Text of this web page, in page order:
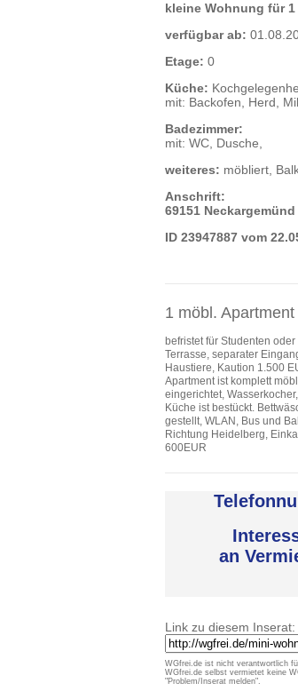
kleine Wohnung für 1
verfügbar ab:
Etage: 0
Küche:
mit: Backofen, Herd,
Badezimmer:
mit: WC, Dusche,
weiteres: möbliert,
Anschrift:
69151 Neckargemünd
ID 23947887 vom
1 möbl.
befristet für Studenten oder
Terrasse, separater
Haustiere, Kaution 1.500
Apartment ist komplett
eingerichtet,
Küche ist bestückt.
gestellt, WLAN, Bus und
Richtung Heidelberg,
600EUR
an
Link zu diesem Inserat:
WGfrei.de ist nicht verantwortlich
WGfrei.de selbst vermietet keine
"Problem/Inserat melden".